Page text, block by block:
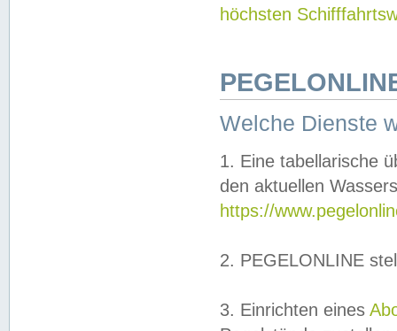
höchsten
Welche Dienste
1. Eine tabellarische
den aktuellen
https://
2. PEGELONLINE
3. Einrichten eines